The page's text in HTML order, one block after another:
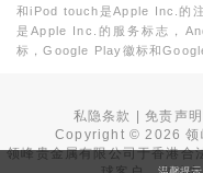
和iPod touch是Apple Inc.的
是Apple Inc.的服务标志，
标，Google Play徽标和
私隐条款 |免责声明
Copyright ©2026 领
领峰贵金属有限公司于香港合